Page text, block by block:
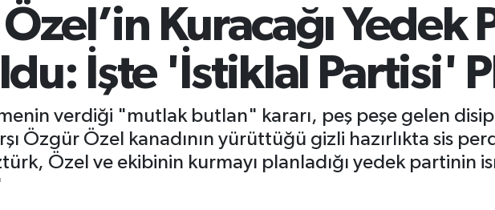
Kuracağı Yedek
İşte 'İstiklal Partisi'
verdiği "mutlak butlan" kararı, peş peşe gelen
Özgür Özel kanadının yürüttüğü gizli hazırlıkta sis
Özel ve ekibinin kurmayı planladığı yedek partinin